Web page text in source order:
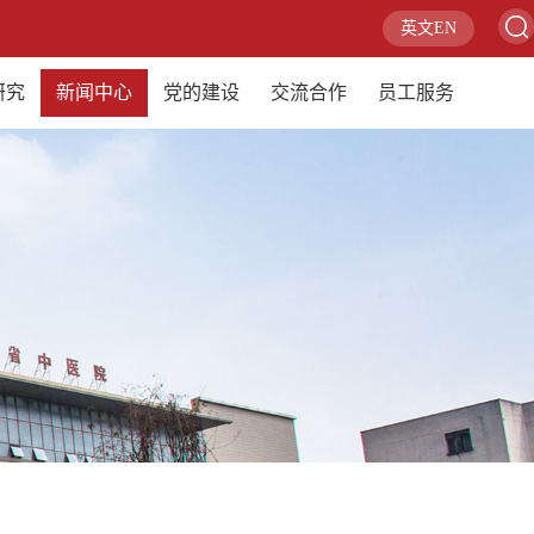
英文EN
究 新闻中心 党的建设 交流合作 员工服务